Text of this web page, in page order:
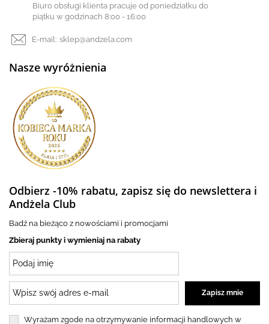
Biuro obsługi klienta pracuje od poniedziałku do
piątku w godzinach 8:00 - 16:00
E-mail: sklep@andzela.com
Nasze wyróżnienia
Odbierz -10% rabatu, zapisz się do newslettera i
Andżela Club
Badź na bieżąco z nowościami i promocjami
Zbieraj punkty i wymieniaj na rabaty
Wyrażam zgode na otrzymywanie informacji handlowych w